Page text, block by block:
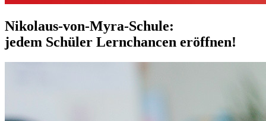
Nikolaus-von-Myra-Schule:
jedem Schüler Lernchancen eröffnen!